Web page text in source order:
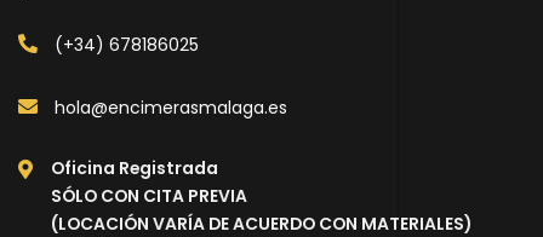
(+34) 678186025
hola@encimerasmalaga.es
Oficina Registrada
SÓLO CON CITA PREVIA
(LOCACIÓN VARÍA DE ACUERDO CON MATERIALES)